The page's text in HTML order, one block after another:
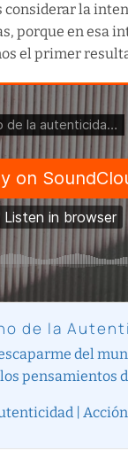
considerar la
porque en esa
el primer
de la
del
pensamientos
|